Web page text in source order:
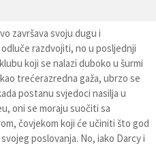
završava svoju dugu i
razdvojiti, no u posljednji
koji se nalazi duboko u šurmi
trećerazredna gaža, ubrzo se
postanu svjedoci nasilja u
oni se moraju suočiti sa
čovjekom koji će učiniti što god
poslovanja. No, iako Darcy i